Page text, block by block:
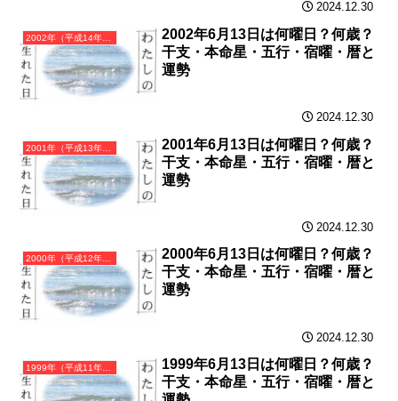
2024.12.30
2002年（平成14年）壬午（みずのえうま）・午年（うま年）カレンダー（月曜はじまり）
2002年6月13日は何曜日？何歳？
干支・本命星・五行・宿曜・暦と
運勢
2024.12.30
2001年（平成13年）辛巳（かのとみ）・巳年（へび年）カレンダー（月曜はじまり）
2001年6月13日は何曜日？何歳？
干支・本命星・五行・宿曜・暦と
運勢
2024.12.30
2000年（平成12年）庚辰（かのえたつ）・辰年（たつ年）カレンダー（月曜はじまり）
2000年6月13日は何曜日？何歳？
干支・本命星・五行・宿曜・暦と
運勢
2024.12.30
1999年（平成11年）己卯（つちのとう）・卯年（うさぎ年）カレンダー（月曜はじまり）
1999年6月13日は何曜日？何歳？
干支・本命星・五行・宿曜・暦と